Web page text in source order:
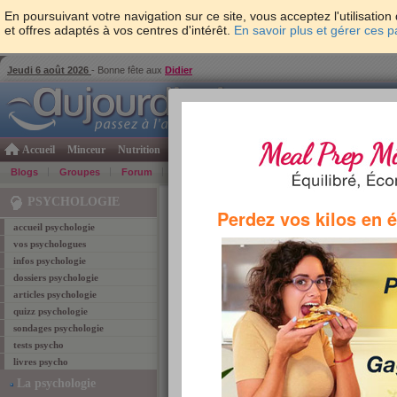
En poursuivant votre navigation sur ce site, vous acceptez
et offres adaptés à vos centres d'intérêt. En savoir plus et gérer ces
Jeudi 6 août 2026 - Bonne fête aux Didier
Accueil Minceur Nutrition Psycho & tests Forme & santé
Blogs Groupes Forum Bons Plans
PSYCHOLOGIE
accueil psychologie
vos psychologues
infos psychologie
dossiers psychologie
articles psychologie
quizz psychologie
sondages psychologie
tests psycho
livres psycho
La psychologie
bonne santé
Retrouvez ci-dessous les1article
Le bonheur, c’est
C’est prouvé
longtemps et en
heureux ?
Perdez vos kilos en